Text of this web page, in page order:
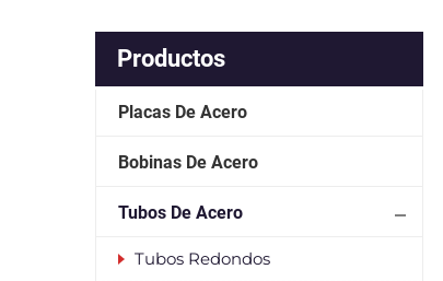
Productos
Placas De Acero
Bobinas De Acero
Tubos De Acero
Tubos Redondos